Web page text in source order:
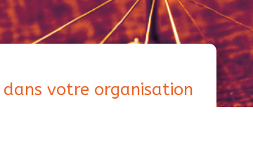
votre organisation